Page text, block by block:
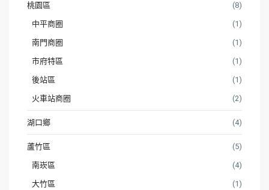
桃園區 (8)
中平商圈 (1)
南門商圈 (1)
市府特區 (1)
後站區 (1)
火車站商圈 (2)
湖口鄉 (4)
蘆竹區 (5)
南崁區 (4)
大竹區 (1)